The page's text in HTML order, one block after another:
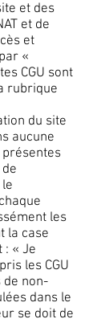
et des
et de
et
«
CGU sont
rubrique
du site
aucune
les
la case
: « Je
les CGU
de non-
dans le
se doit de